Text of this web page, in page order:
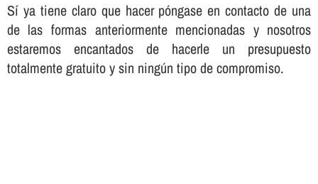
Sí ya tiene claro que hacer póngase en contacto de una
de las formas anteriormente mencionadas y nosotros
estaremos encantados de hacerle un presupuesto
totalmente gratuito y sin ningún tipo de compromiso.